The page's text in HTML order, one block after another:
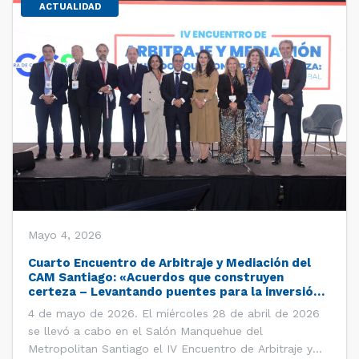
ACTUALIDAD
Mayo 4, 2026
Cuarto Encuentro de Arbitraje y Mediación del
CAM Santiago: «Acuerdos que construyen
certeza – Levantando puentes para la inversión
4 de mayo de 2026. El miércoles 28 de abril de 2026
se llevó a cabo en el Salón Manquehue del
Metropolitan Santiago el IV Encuentro de Arbitraje y